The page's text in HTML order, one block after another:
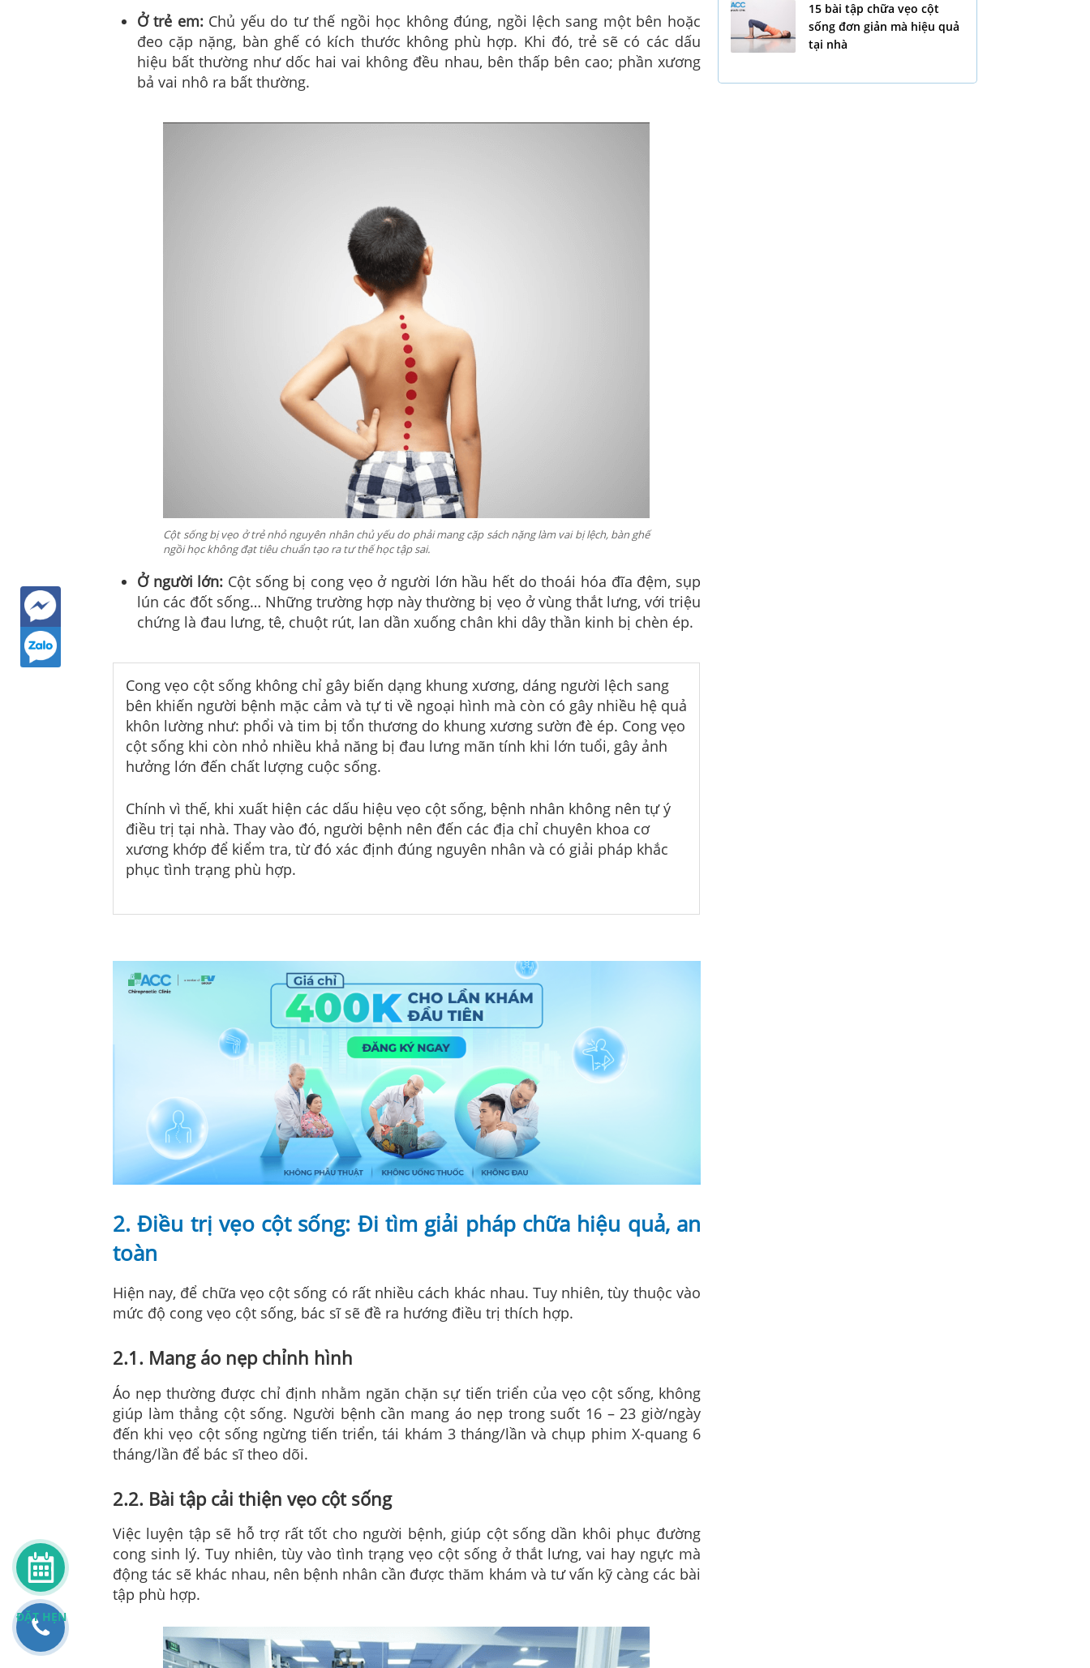
Ở trẻ em: Chủ yếu do tư thế ngồi học không đúng, ngồi lệch sang một bên hoặc
đeo cặp nặng, bàn ghế có kích thước không phù hợp. Khi đó, trẻ sẽ có các dấu
hiệu bất thường như dốc hai vai không đều nhau, bên thấp bên cao; phần xương
bả vai nhô ra bất thường.
Cột sống bị vẹo ở trẻ nhỏ nguyên nhân chủ yếu do phải mang cặp sách nặng làm vai bị lệch, bàn ghế
ngồi học không đạt tiêu chuẩn tạo ra tư thế học tập sai.
Ở người lớn: Cột sống bị cong vẹo ở người lớn hầu hết do thoái hóa đĩa đệm, sụp
lún các đốt sống… Những trường hợp này thường bị vẹo ở vùng thắt lưng, với triệu
chứng là đau lưng, tê, chuột rút, lan dần xuống chân khi dây thần kinh bị chèn ép.
Cong vẹo cột sống không chỉ gây biến dạng khung xương, dáng người lệch sang
bên khiến người bệnh mặc cảm và tự ti về ngoại hình mà còn có gây nhiều hệ quả
khôn lường như: phổi và tim bị tổn thương do khung xương sườn đè ép. Cong vẹo
cột sống khi còn nhỏ nhiều khả năng bị đau lưng mãn tính khi lớn tuổi, gây ảnh
hưởng lớn đến chất lượng cuộc sống.
Chính vì thế, khi xuất hiện các dấu hiệu vẹo cột sống, bệnh nhân không nên tự ý
điều trị tại nhà. Thay vào đó, người bệnh nên đến các địa chỉ chuyên khoa cơ
xương khớp để kiểm tra, từ đó xác định đúng nguyên nhân và có giải pháp khắc
phục tình trạng phù hợp.
2. Điều trị vẹo cột sống: Đi tìm giải pháp chữa hiệu quả, an
toàn
Hiện nay, để chữa vẹo cột sống có rất nhiều cách khác nhau. Tuy nhiên, tùy thuộc vào
mức độ cong vẹo cột sống, bác sĩ sẽ đề ra hướng điều trị thích hợp.
2.1. Mang áo nẹp chỉnh hình
Áo nẹp thường được chỉ định nhằm ngăn chặn sự tiến triển của vẹo cột sống, không
giúp làm thẳng cột sống. Người bệnh cần mang áo nẹp trong suốt 16 – 23 giờ/ngày
đến khi vẹo cột sống ngừng tiến triển, tái khám 3 tháng/lần và chụp phim X-quang 6
tháng/lần để bác sĩ theo dõi.
2.2. Bài tập cải thiện vẹo cột sống
Việc luyện tập sẽ hỗ trợ rất tốt cho người bệnh, giúp cột sống dần khôi phục đường
cong sinh lý. Tuy nhiên, tùy vào tình trạng vẹo cột sống ở thắt lưng, vai hay ngực mà
động tác sẽ khác nhau, nên bệnh nhân cần được thăm khám và tư vấn kỹ càng các bài
tập phù hợp.
15 bài tập chữa vẹo cột
sống đơn giản mà hiệu quả
tại nhà
ĐẶT HẸN